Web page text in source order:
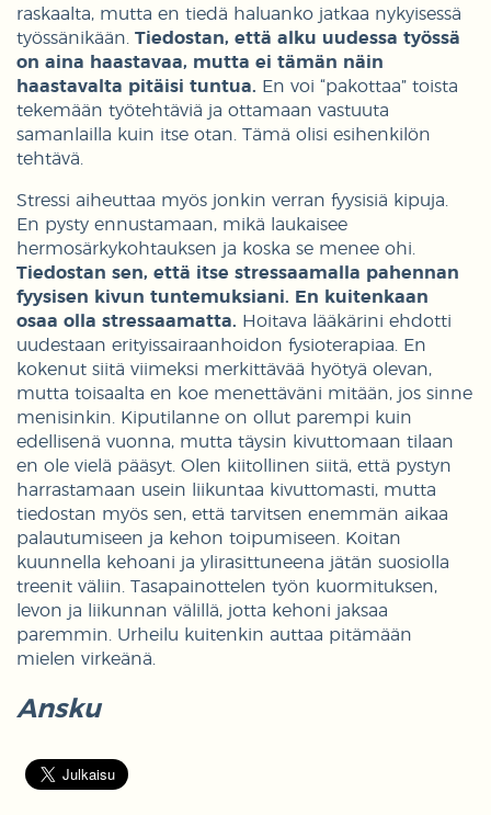
raskaalta, mutta en tiedä haluanko jatkaa nykyisessä
työssänikään. Tiedostan, että alku uudessa työssä
on aina haastavaa, mutta ei tämän näin
haastavalta pitäisi tuntua. En voi “pakottaa” toista
tekemään työtehtäviä ja ottamaan vastuuta
samanlailla kuin itse otan. Tämä olisi esihenkilön
tehtävä.
Stressi aiheuttaa myös jonkin verran fyysisiä kipuja.
En pysty ennustamaan, mikä laukaisee
hermosärkykohtauksen ja koska se menee ohi.
Tiedostan sen, että itse stressaamalla pahennan
fyysisen kivun tuntemuksiani. En kuitenkaan
osaa olla stressaamatta. Hoitava lääkärini ehdotti
uudestaan erityissairaanhoidon fysioterapiaa. En
kokenut siitä viimeksi merkittävää hyötyä olevan,
mutta toisaalta en koe menettäväni mitään, jos sinne
menisinkin. Kiputilanne on ollut parempi kuin
edellisenä vuonna, mutta täysin kivuttomaan tilaan
en ole vielä pääsyt. Olen kiitollinen siitä, että pystyn
harrastamaan usein liikuntaa kivuttomasti, mutta
tiedostan myös sen, että tarvitsen enemmän aikaa
palautumiseen ja kehon toipumiseen. Koitan
kuunnella kehoani ja ylirasittuneena jätän suosiolla
treenit väliin. Tasapainottelen työn kuormituksen,
levon ja liikunnan välillä, jotta kehoni jaksaa
paremmin. Urheilu kuitenkin auttaa pitämään
mielen virkeänä.
Ansku